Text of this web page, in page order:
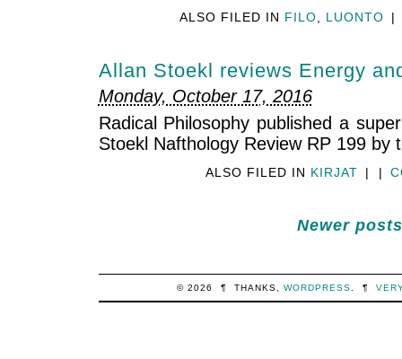
ALSO FILED IN FILO, LUONTO |
Allan Stoekl reviews Energy
Monday, October 17, 2016
Radical Philosophy published a
Stoekl Nafthology Review RP 199 by
ALSO FILED IN KIRJAT | |
Newer
© 2026 ¶ THANKS, WORDPRESS ¶